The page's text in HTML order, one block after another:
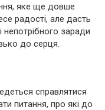
яке ще довше
радості, але дасть
непотрібного заради
до серця.
справлятися
питання, про які до